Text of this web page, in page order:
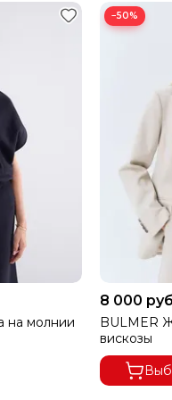
ОСУЩЕСТВЛЯЕТСЯ ПО
на молнии
−50%
8 000
BULMER
вискозы